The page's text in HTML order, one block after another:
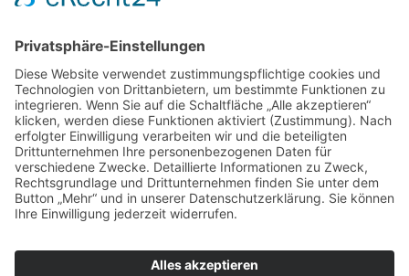
Großflächen
Konferenzräume
CoWorking Arbeitsplätze
InnovationLab